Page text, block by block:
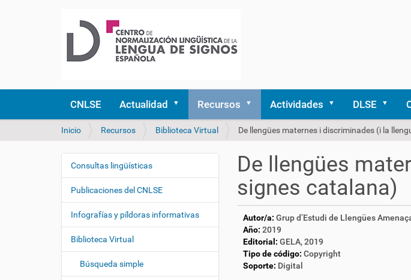
CNLSE Actualidad Recursos Actividades DLSE
U
d
s
á
q
Inicio Recursos Biblioteca Virtual De llengües maternes i discriminades (i la
De llengües
signes catalana)
Autor/a: Grup d’Estudi de Llengües
Año: 2019
Editorial: GELA, 2019
Tipo de código: Copyright
Soporte: Digital
N
e
g
a
i
Consultas lingüísticas
Publicaciones del CNLSE
Infografías y píldoras informativas
Biblioteca Virtual
Búsqueda simple